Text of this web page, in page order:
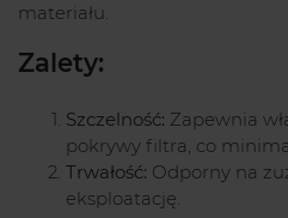
materiału.
Zalety:
Szczelność: Zapewnia
pokrywy filtra, co
Trwałość: Odporny na
eksploatację.